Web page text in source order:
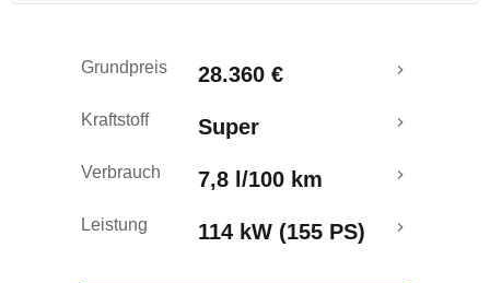
Grundpreis 28.360 €
Kraftstoff Super
Verbrauch 7,8 l/100 km
Leistung 114 kW (155 PS)